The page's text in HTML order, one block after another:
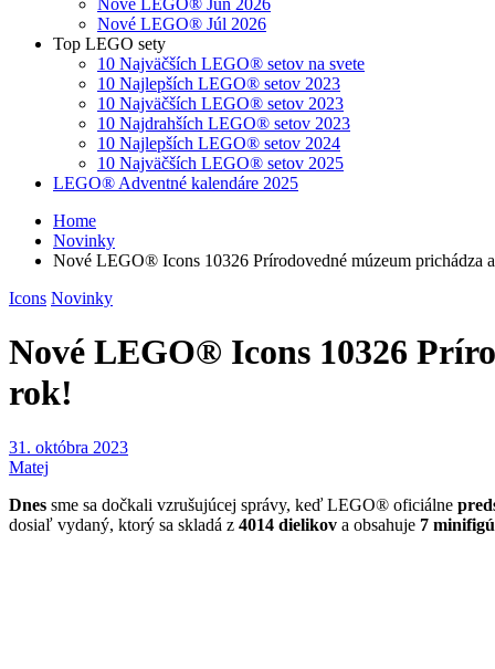
Nové LEGO® Jún 2026
Nové LEGO® Júl 2026
Top LEGO sety
10 Najväčších LEGO® setov na svete
10 Najlepších LEGO® setov 2023
10 Najväčších LEGO® setov 2023
10 Najdrahších LEGO® setov 2023
10 Najlepších LEGO® setov 2024
10 Najväčších LEGO® setov 2025
LEGO® Adventné kalendáre 2025
Home
Novinky
Nové LEGO® Icons 10326 Prírodovedné múzeum prichádza
Icons Novinky
Nové LEGO® Icons 10326
rok!
31. októbra 2023
Matej
Dnes sme sa dočkali vzrušujúcej správy, keď LEGO® oficiálne
dosiaľ vydaný, ktorý sa skladá z 4014 dielikov a obsahuje 7